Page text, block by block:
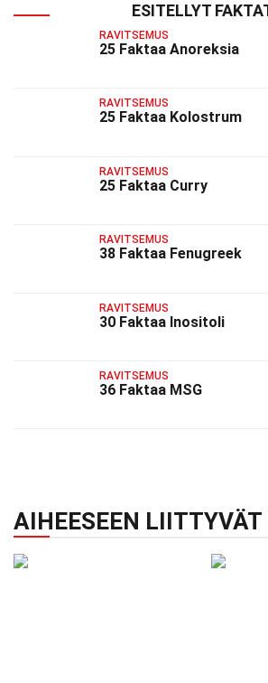
ESITELLYT
RAVITSEMUS
25 Faktaa Anoreksia
RAVITSEMUS
25 Faktaa Kolostrum
RAVITSEMUS
25 Faktaa Curry
RAVITSEMUS
38 Faktaa Fenugreek
RAVITSEMUS
30 Faktaa Inositoli
RAVITSEMUS
36 Faktaa MSG
AIHEESEEN LIITTYVÄT